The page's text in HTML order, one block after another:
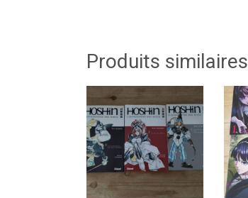
Produits similaires